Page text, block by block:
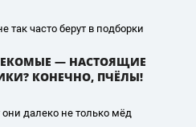
так часто берут в подборки
— НАСТОЯЩИЕ
КОНЕЧНО, ПЧЁЛЫ!
далеко не только мёд